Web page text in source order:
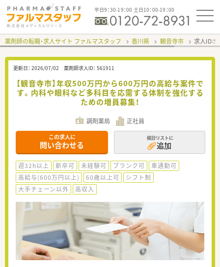
平日9：30-19：00 土日10：00-19：00
薬剤師の転職・求人サイト ファルマスタッフ 香川県 観音寺市 求人ID：
更新日： 2026/07/02 薬剤師求人ID： 561911
【観音寺市】年収500万円から600万円の高給与案件で
す。内科や眼科など多科目を応需する体制を強化する
ための増員募集！
調剤薬局 正社員
この求人に
問い合わせる
検討リストに
追加
週32h以上 新卒可 未経験可 ブランク可
車通勤可
高給与(600万円以上)
60歳以上可
シフト制
大手チェーン以外
高収入